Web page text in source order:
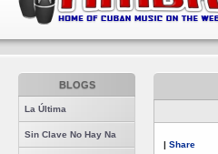
BLOGS
La Última
Sin Clave No Hay Na
| Share